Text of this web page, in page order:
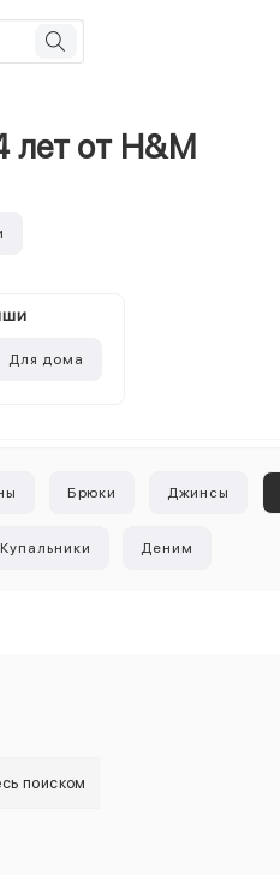
от H&M
Для дома
Брюки Джинсы
Купальники Деним
поиском